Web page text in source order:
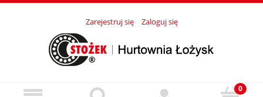
Zarejestruj się Zaloguj się